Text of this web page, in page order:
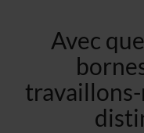
Avec